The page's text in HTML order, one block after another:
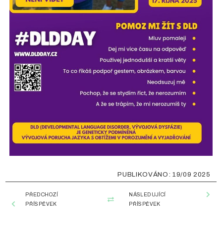
19/09 2025
NÁSLEDUJÍCÍ
PŘÍSPĚVEK
PŘEDCHOZÍ
PŘÍSPĚVEK